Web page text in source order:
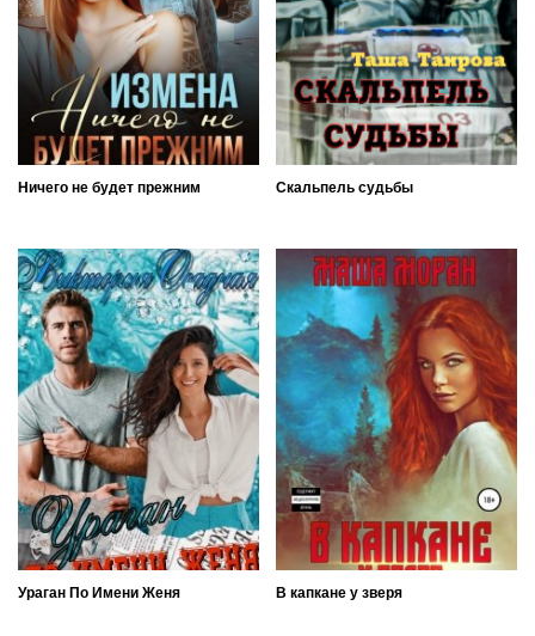
Ничего не будет прежним Скальпель судьбы
Ураган По Имени Женя В капкане у зверя